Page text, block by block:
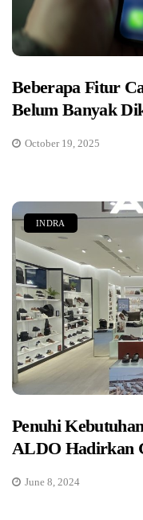
Beberapa Fitur
Belum Banyak
October 19, 2025
INDRA
Penuhi
ALDO Hadirkan
June 8, 2024